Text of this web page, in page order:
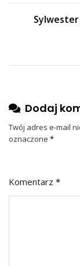
Sylwester
Dodaj
Twój adres e-mail
oznaczone *
Komentarz *